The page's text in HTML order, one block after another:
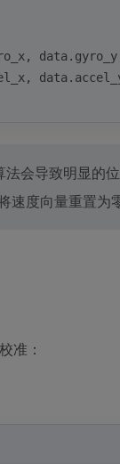
会导致明显的
速度向量重置为
准：